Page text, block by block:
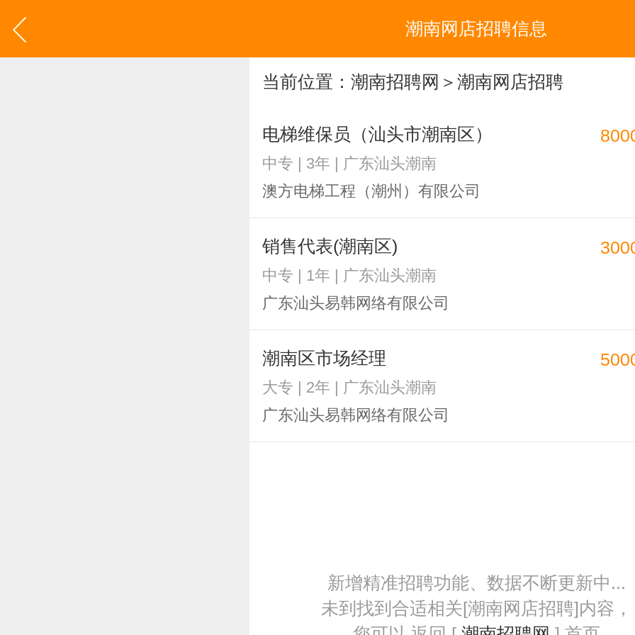
潮南网店招聘信息
当前位置： 潮南招聘网 ＞潮南网店招聘
电梯维保员（汕头市潮南区）
中专 | 3年 | 广东汕头潮南
澳方电梯工程（潮州）有限公司
销售代表(潮南区)
中专 | 1年 | 广东汕头潮南
广东汕头易韩网络有限公司
潮南区市场经理
大专 | 2年 | 广东汕头潮南
广东汕头易韩网络有限公司
新增精准招聘功能、数据不断更新中...
未到找到合适相关[潮南网店招聘]内容，